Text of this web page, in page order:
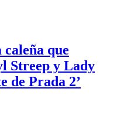
que
Streep y Lady
de Prada 2’